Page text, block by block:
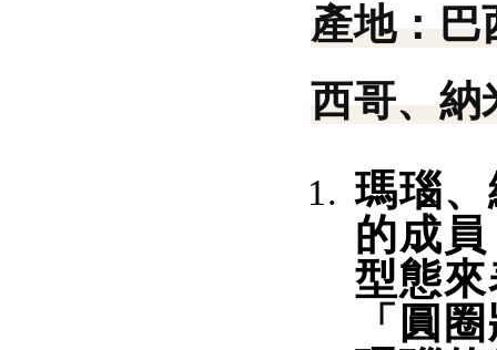
產地： 巴
西哥、納
瑪瑙
的成
型態
「圓